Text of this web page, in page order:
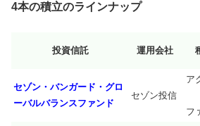
4本の積立のラインナップ
投資信託 運用会社
セゾン・バンガード・グロ
ーバルバランスファンド
セゾン投信
ア
フ